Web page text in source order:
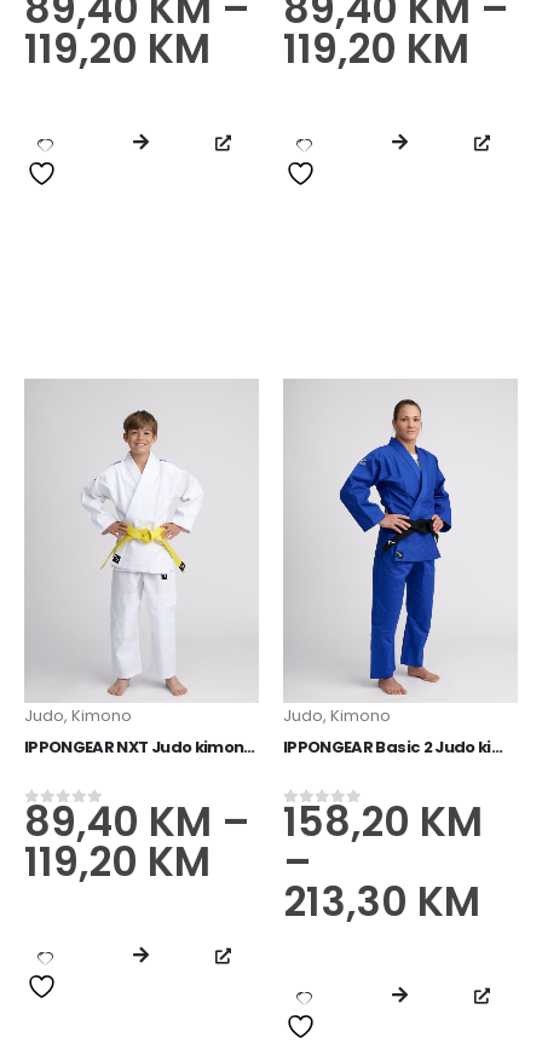
0od 5
119,20 KM
0od 5
119,20 KM
Judo, Kimono
IPPONGEAR NXT Judo kimono plavi
0od 5
89,40 KM –
119,20 KM
Judo, Kimono
IPPONGEAR Basic 2 Judo kimono plavi
0 od 5
158,20 KM
–
213,30 KM